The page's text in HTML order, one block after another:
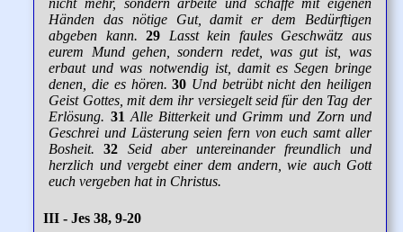
nicht mehr, sondern arbeite und schaffe mit eigenen
Händen das nötige Gut, damit er dem Bedürftigen
abgeben kann.
29
Lasst kein faules Geschwätz aus
eurem Mund gehen, sondern redet, was gut ist, was
erbaut und was notwendig ist, damit es Segen bringe
denen, die es hören. 30 Und betrübt nicht den heiligen
Geist Gottes, mit dem ihr versiegelt seid für den Tag der
Erlösung. 31 Alle Bitterkeit und Grimm und Zorn und
Geschrei und Lästerung seien fern von euch samt aller
Bosheit.
32
Seid aber untereinander freundlich und
herzlich und vergebt einer dem andern, wie auch Gott
euch vergeben hat in Christus.
III - Jes 38, 9-20